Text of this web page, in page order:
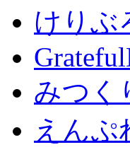
けりぶ
みつく
えんぷ